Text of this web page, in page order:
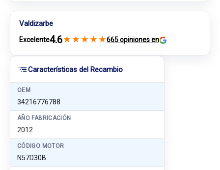
Características del Recambio
OEM
34216776788
AÑO FABRICACIÓN
2012
CÓDIGO MOTOR
N57D30B
Valdizarbe
Excelente4.6★ ★ ★ ★ ★665 opiniones en